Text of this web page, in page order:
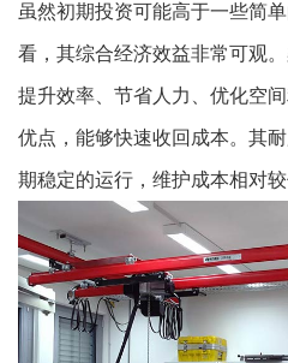
虽然初期投资可能高于一些简
看，其综合经济效益非常可观。
提升效率、节省人力、优化空
优点，能够快速收回成本。其
期稳定的运行，维护成本相对较